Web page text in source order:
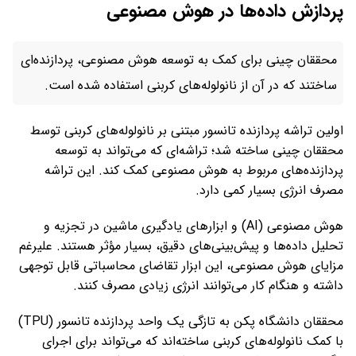
پردازش داده‌ها در هوش مصنوعی
محققان چینی برای کمک به توسعه هوش مصنوعی، پردازنده‌ای
ساختند که در آن از نانولوله‌های کربنی استفاده شده است.
اولین تراشه پردازنده تانسور مبتنی بر نانولوله‌های کربنی توسط
محققان چینی ساخته شد؛ تراشه‌ای که می‌تواند به توسعه
پردازنده‌های مربوط به هوش مصنوعی کمک کند. این تراشه
مصرف انرژی بسیار کمی دارد.
هوش مصنوعی (AI) و ابزارهای یادگیری ماشین در تجزیه و
تحلیل داده‌ها و پیش‌بینی‌های دقیق، بسیار مؤثر هستند. علیرغم
مزایای هوش مصنوعی، این ابزار تقاضای محاسباتی قابل توجهی
داشته و هنگام کار می‌توانند انرژی زیادی مصرف کنند.
محققان دانشگاه پکن به تازگی یک واحد پردازنده تانسور (TPU)
با کمک نانولوله‌های کربنی ساخته‌اند که می‌تواند برای اجرای